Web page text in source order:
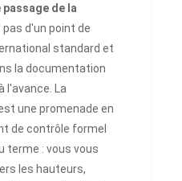
passage de la
d'un point de
standard et
la documentation
l'avance. La
une promenade en
de contrôle formel
terme : vous vous
les hauteurs,